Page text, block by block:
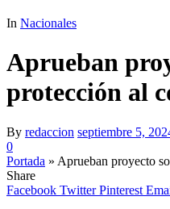
In Nacionales
Aprueban
protección al
By redaccion septiembre 5,
0
Portada » Aprueban proyecto
Share
Facebook Twitter Pinterest